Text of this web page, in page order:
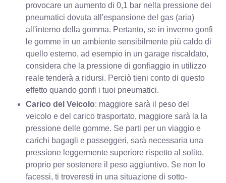
provocare un aumento di 0,1 bar nella pressione dei
pneumatici dovuta all'espansione del gas (aria)
all'interno della gomma. Pertanto, se in inverno gonfi
le gomme in un ambiente sensibilmente più caldo di
quello esterno, ad esempio in un garage riscaldato,
considera che la pressione di gonfiaggio in utilizzo
reale tenderà a ridursi. Perciò tieni conto di questo
effetto quando gonfi i tuoi pneumatici.
Carico del Veicolo: maggiore sarà il peso del
veicolo e del carico trasportato, maggiore sarà la la
pressione delle gomme. Se parti per un viaggio e
carichi bagagli e passeggeri, sarà necessaria una
pressione leggermente superiore rispetto al solito,
proprio per sostenere il peso aggiuntivo. Se non lo
facessi, ti troveresti in una situazione di sotto-